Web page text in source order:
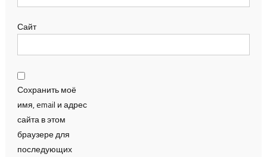
Сайт
Сохранить моё
имя, email и адрес
сайта в этом
браузере для
последующих